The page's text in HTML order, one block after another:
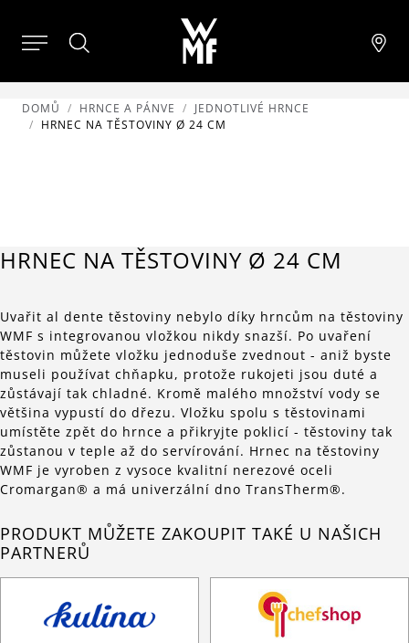
DOMŮ HRNCE A PÁNVE
JEDNOTLIVÉ HRNCE
HRNEC NA TĚSTOVINY Ø 24 CM
HRNEC NA TĚSTOVINY Ø 24 CM
Uvařit al dente těstoviny nebylo díky hrncům na těstoviny
WMF s integrovanou vložkou nikdy snazší. Po uvaření
těstovin můžete vložku jednoduše zvednout - aniž byste
museli používat chňapku, protože rukojeti jsou duté a
zůstávají tak chladné. Kromě malého množství vody se
většina vypustí do dřezu. Vložku spolu s těstovinami
umístěte zpět do hrnce a přikryjte poklicí - těstoviny tak
zůstanou v teple až do servírování. Hrnec na těstoviny
WMF je vyroben z vysoce kvalitní nerezové oceli
Cromargan® a má univerzální dno TransTherm®.
PRODUKT MŮŽETE ZAKOUPIT TAKÉ U NAŠICH
PARTNERŮ